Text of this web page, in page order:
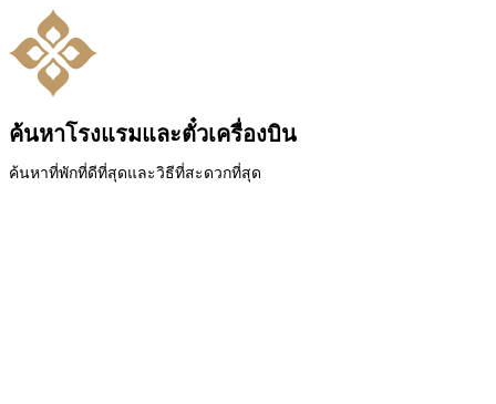
ค้นหาโรงแรมและตั๋วเครื่องบิน
ค้นหาที่พักที่ดีที่สุดและวิธีที่สะดวกที่สุด